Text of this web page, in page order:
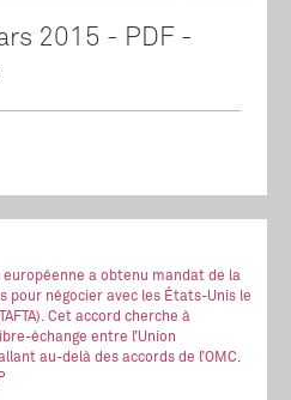
2015 - PDF -
européenne a obtenu mandat de la
pour négocier avec les États-Unis le
Cet accord cherche à
échange entre l’Union
au-delà des accords de l’OMC.